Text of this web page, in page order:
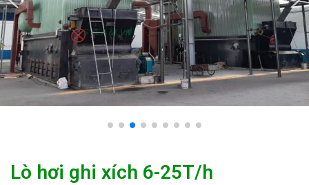
Lò hơi ghi xích 6-25T/h